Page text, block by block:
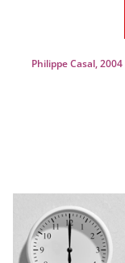
Philippe Casal,2004